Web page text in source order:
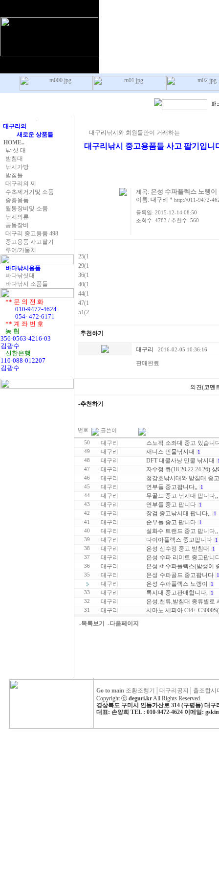
.
대구리의
새로운 상품들
HOME..
낚 싯 대
받침대
낚시가방
받침틀
대구리의 찌
수초제거기및 소품
중층용품
월동장비및 소품
낚시의류
공동장비
대구리 중고용품 498
중고용품 사고팔기
루어/가물치
바다낚시용품
바다낚싯대
바다낚시 소품들
** 문 의 전 화
010-9472-4624
054- 472-6171
** 계 좌 번 호
농 협
356-0563-4216-03
김광수
신한은행
110-088-012207
김광수
대구리낚시와 회원들만이 거래하는
대구리낚시 중고용품들 사고 팔기입니
제목: 은성 수파플렉스 노랭이
이름: 대구리 * http://011-9472-
등록일: 2015-12-14 08:50
조회수: 4783 / 추천수: 560
25(1
29(1
36(1
40(1
44(1
47(1
51(2
-추천하기
대구리 2016-02-05 10:36:16
판매완료
의견(코멘
-추천하기
번호 글쓴이
50 대구리 스노픽 소좌대 중고 있습니
49 대구리 재너스 민물낚시대
1
48
대구리 DFT 대물사냥 민물 낚시대
47
대구리 자수정 큐(18.20.22.24.26)
46 대구리 청강호낚시대와 받침대 중
45 대구리 연부들 중고팝니다,,
1
44
대구리 무골드 중고 낚시대 팝니다,,
43 대구리 연부들 중고 팝니다
1
42
대구리 장검 중고낚시대 팝니다,,
1
41
대구리 순부들 중고 팝니다
1
40
대구리 설화수 트랜드 중고 팝니다,,
39 대구리 다이아플렉스 중고팝니다
1
38
대구리 은성 신수정 중고 받침대
1
37
대구리 은성 수파 리미트 중고팝니
36 대구리 은성 sf 수파플렉스(밤생이
35 대구리 은성 수파골드 중고팝니다 1
대구리 은성 수파플렉스 노랭이
1
33
대구리 록시대 중고판매합니다,
1
32
대구리 은성.천류,받침대 종류별로
31 대구리
시마노 세피아 CI4+
-목록보기
-다음페이지
Go to main 조황조행기 대구리공지
출조합시
Copyright ⓒ deguri.krAll Rights Reserved.
경상북도 구미시 인동가산로 314 (구평동) 대구
대표: 손양희 TEL : 010-9472-4624 이메일: